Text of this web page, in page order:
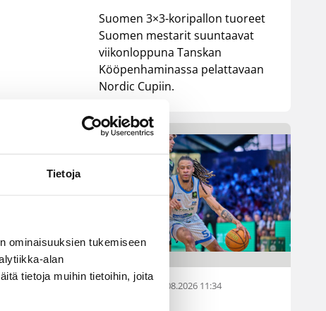
Tietoja
ominaisuuksien tukemiseen
alan
tietoja muihin tietoihin, joita
Suomen 3×3-koripallon tuoreet
Suomen mestarit suuntaavat
viikonloppuna Tanskan
Kööpenhaminassa pelattavaan
Nordic Cupiin.
Korisliiga 05.08.2026 11:34